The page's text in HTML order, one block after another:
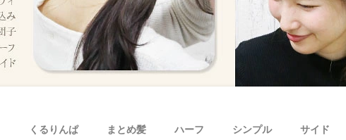
くるりんぱ まとめ髪 ハーフ シンプル サイド